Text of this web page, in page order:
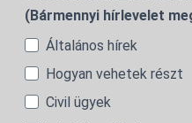
(Bármennyi hírlevelet
Általános hírek
Hogyan vehetek részt
Civil ügyek